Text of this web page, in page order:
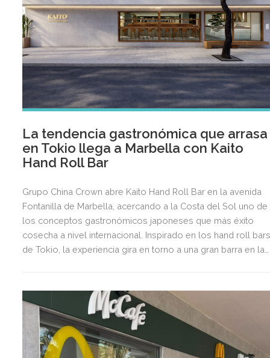
La tendencia gastronómica que arrasa
en Tokio llega a Marbella con Kaito
Hand Roll Bar
Grupo China Crown abre Kaito Hand Roll Bar en la avenida
Fontanilla de Marbella, acercando a la Costa del Sol uno de
los conceptos gastronómicos japoneses que más éxito
cosecha a nivel internacional. Inspirado en los hand roll
de Tokio, la experiencia gira en torno a una gran barra en la
de la gastronomía japonesa dentro y fuera de Japón.